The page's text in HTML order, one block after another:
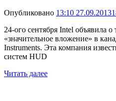
Опубликовано 13:10 27.09.2013
24-ого сентября Intel объявила о
«значительное вложение» в
Instruments. Эта компания
систем HUD
Читать далее